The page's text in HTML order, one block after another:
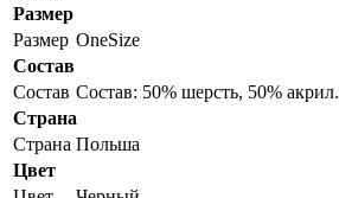
Размер
Размер OneSize
Состав
Состав Состав: 50% шерсть, 50% акрил.
Страна
Страна Польша
Цвет